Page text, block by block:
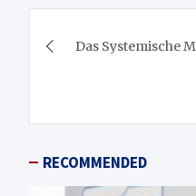
Das Systemische
RECOMMENDED